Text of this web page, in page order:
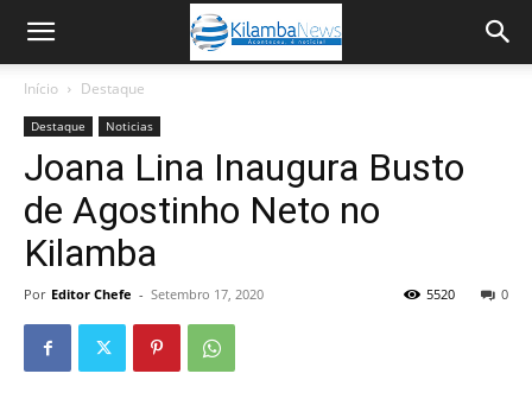
Início Destaque
Destaque Noticias
Joana Lina Inaugura Busto
de Agostinho Neto no
Kilamba
Por Editor Chefe - Setembro 17, 2020 0
5520